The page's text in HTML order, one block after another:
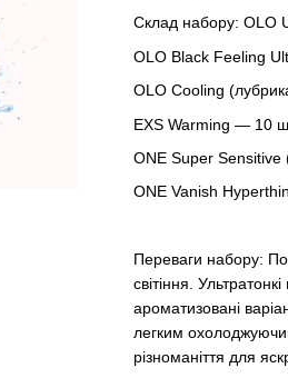
Склад набору: OLO
OLO Black Feeling
OLO Cooling
EXS Warming — 10
ONE Super Sensitive
ONE Vanish
Переваги набору:
світіння.
ароматизовані
легким
різноманіття для